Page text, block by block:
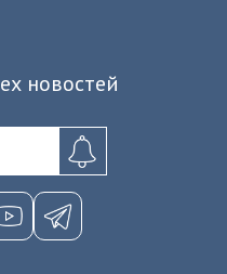
новостей